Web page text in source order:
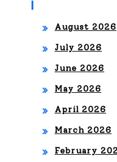
August 2026
July 2026
June 2026
May 2026
April 2026
March 2026
February